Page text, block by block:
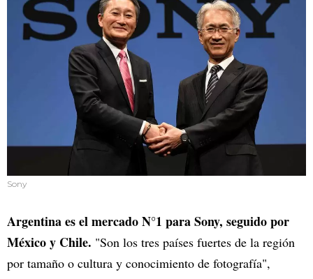
Sony
Argentina es el mercado N°1 para Sony, seguido por
México y Chile. "Son los tres países fuertes de la región
por tamaño o cultura y conocimiento de fotografía",